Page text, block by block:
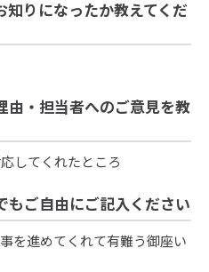
知りになったか教えてくだ
由・担当者へのご意見を教
してくれたところ
もご自由にご記入ください
を進めてくれて有難う御座い